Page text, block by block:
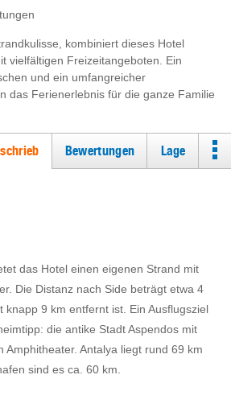
kombiniert dieses Hotel
vielfältigen Freizeitangeboten. Ein
und ein umfangreicher
das Ferienerlebnis für die ganze Familie
Bewertungen Lage
das Hotel einen eigenen Strand mit
Die Distanz nach Side beträgt etwa 4
knapp 9 km entfernt ist. Ein Ausflugsziel
die antike Stadt Aspendos mit
Amphitheater. Antalya liegt rund 69 km
sind es ca. 60 km.